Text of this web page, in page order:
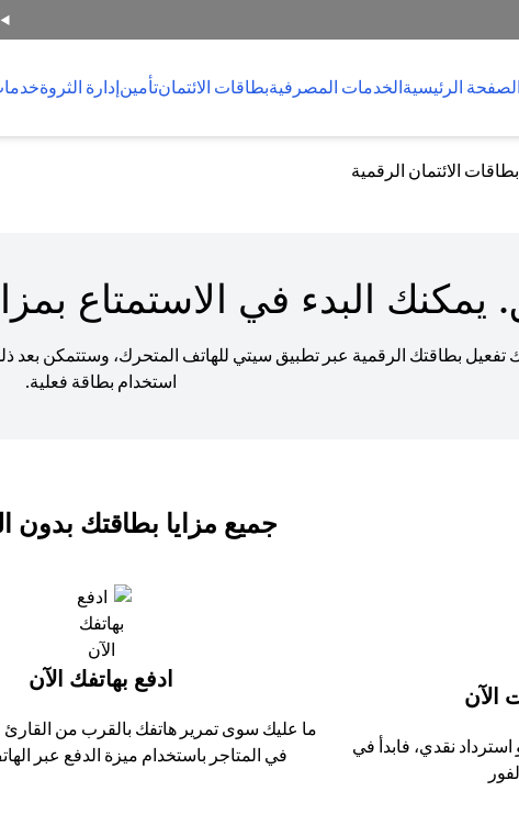
الصفحة الرئيسيةالخدمات المصرفيةبطاقات الائتمانتأمينإدارة الثروة
بطاقات الائتمان الرقمية
البدء في الاستمتاع
تفعيل بطاقتك الرقمية عبر تطبيق سيتي للهاتف المتحرك، وستتمكن
استخدام بطاقة فعلية.
جميع مزايا بطاقتك بدون
الآن
نقدي، فابدأ في
ادفع بهاتفك الآن
ما عليك سوى تمرير هاتفك بالقرب من القارئ
في المتاجر باستخدام ميزة الدفع عبر